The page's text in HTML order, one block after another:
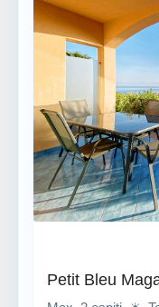
Petit Bleu